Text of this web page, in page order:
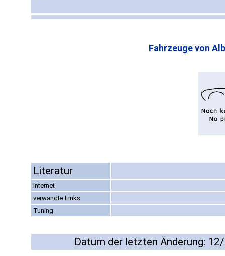
Fahrzeuge von
Literatur
Internet
verwandte Links
Tuning
Datum der letzten Änderung: